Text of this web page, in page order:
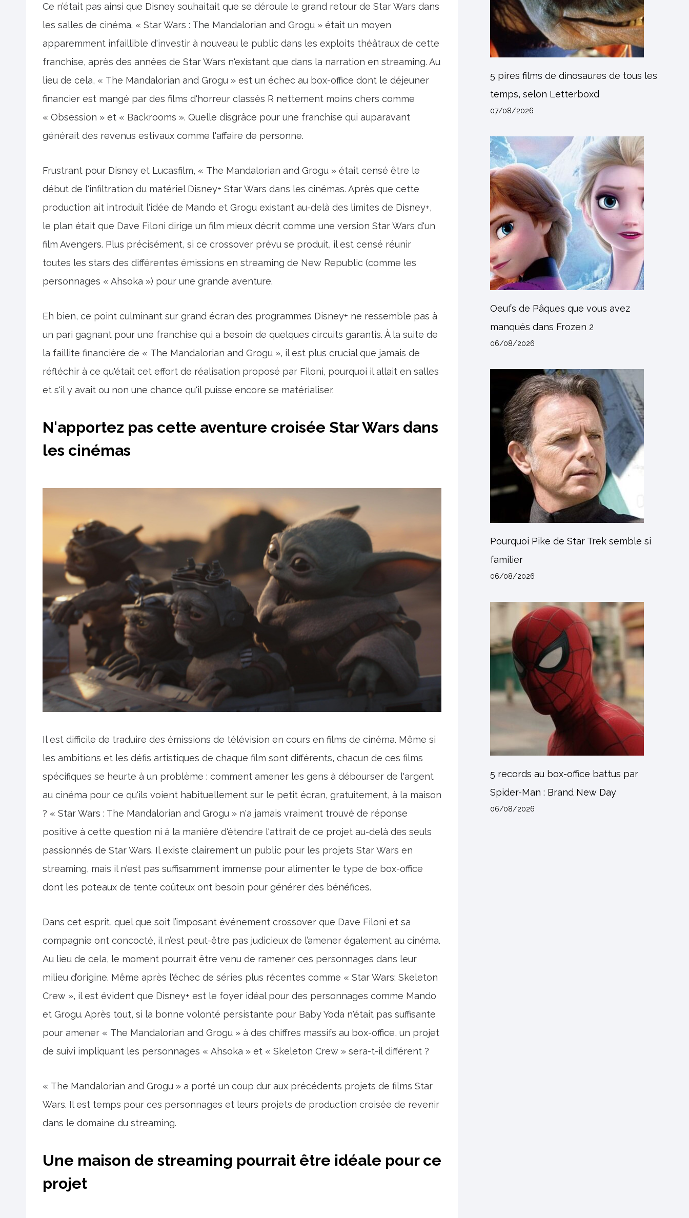
Ce n’était pas ainsi que Disney souhaitait que se déroule le grand retour de Star Wars dans
les salles de cinéma. « Star Wars : The Mandalorian and Grogu » était un moyen
apparemment infaillible d'investir à nouveau le public dans les exploits théâtraux de cette
franchise, après des années de Star Wars n'existant que dans la narration en streaming. Au
lieu de cela, « The Mandalorian and Grogu » est un échec au box-office dont le déjeuner
financier est mangé par des films d'horreur classés R nettement moins chers comme
« Obsession » et « Backrooms ». Quelle disgrâce pour une franchise qui auparavant
générait des revenus estivaux comme l'affaire de personne.
Frustrant pour Disney et Lucasfilm, « The Mandalorian and Grogu » était censé être le
début de l'infiltration du matériel Disney+ Star Wars dans les cinémas. Après que cette
production ait introduit l'idée de Mando et Grogu existant au-delà des limites de Disney+,
le plan était que Dave Filoni dirige un film mieux décrit comme une version Star Wars d'un
film Avengers. Plus précisément, si ce crossover prévu se produit, il est censé réunir
toutes les stars des différentes émissions en streaming de New Republic (comme les
personnages « Ahsoka ») pour une grande aventure.
Eh bien, ce point culminant sur grand écran des programmes Disney+ ne ressemble pas à
un pari gagnant pour une franchise qui a besoin de quelques circuits garantis. À la suite de
la faillite financière de « The Mandalorian and Grogu », il est plus crucial que jamais de
réfléchir à ce qu'était cet effort de réalisation proposé par Filoni, pourquoi il allait en salles
et s'il y avait ou non une chance qu'il puisse encore se matérialiser.
N'apportez pas cette aventure croisée Star Wars dans
les cinémas
Il est difficile de traduire des émissions de télévision en cours en films de cinéma. Même si
les ambitions et les défis artistiques de chaque film sont différents, chacun de ces films
spécifiques se heurte à un problème : comment amener les gens à débourser de l'argent
au cinéma pour ce qu'ils voient habituellement sur le petit écran, gratuitement, à la maison
? « Star Wars : The Mandalorian and Grogu » n'a jamais vraiment trouvé de réponse
positive à cette question ni à la manière d'étendre l'attrait de ce projet au-delà des seuls
passionnés de Star Wars. Il existe clairement un public pour les projets Star Wars en
streaming, mais il n'est pas suffisamment immense pour alimenter le type de box-office
dont les poteaux de tente coûteux ont besoin pour générer des bénéfices.
Dans cet esprit, quel que soit l’imposant événement crossover que Dave Filoni et sa
compagnie ont concocté, il n’est peut-être pas judicieux de l’amener également au cinéma.
Au lieu de cela, le moment pourrait être venu de ramener ces personnages dans leur
milieu d’origine. Même après l'échec de séries plus récentes comme « Star Wars: Skeleton
Crew », il est évident que Disney+ est le foyer idéal pour des personnages comme Mando
et Grogu. Après tout, si la bonne volonté persistante pour Baby Yoda n'était pas suffisante
pour amener « The Mandalorian and Grogu » à des chiffres massifs au box-office, un projet
de suivi impliquant les personnages « Ahsoka » et « Skeleton Crew » sera-t-il différent ?
« The Mandalorian and Grogu » a porté un coup dur aux précédents projets de films Star
Wars. Il est temps pour ces personnages et leurs projets de production croisée de revenir
dans le domaine du streaming.
Une maison de streaming pourrait être idéale pour ce
projet
5 pires films de dinosaures de tous les
temps, selon Letterboxd
07/08/2026
Oeufs de Pâques que vous avez
manqués dans Frozen 2
06/08/2026
Pourquoi Pike de Star Trek semble si
familier
06/08/2026
5 records au box-office battus par
Spider-Man : Brand New Day
06/08/2026